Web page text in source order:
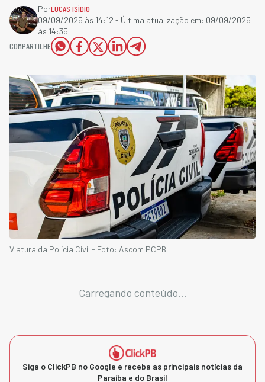
PorLUCAS ISÍDIO
09/09/2025 às 14:12 - Última atualização em: 09/09/2025
às 14:35
COMPARTILHE
Viatura da Polícia Civil - Foto: Ascom PCPB
Carregando conteúdo...
Siga o ClickPB no Google e receba as principais notícias da
Paraíba e do Brasil